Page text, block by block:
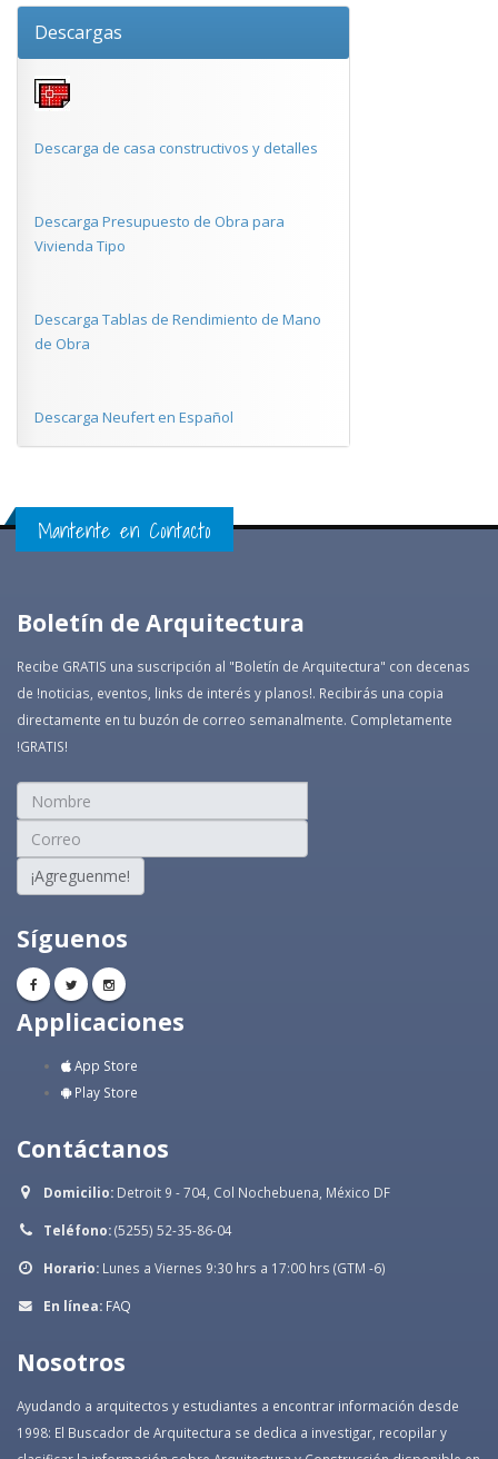
Descargas
Descarga de casa constructivos y detalles
Descarga Presupuesto de Obra para
Vivienda Tipo
Descarga Tablas de Rendimiento de Mano
de Obra
Descarga Neufert en Español
Mantente en Contacto
Boletín de Arquitectura
Recibe GRATIS una suscripción al "Boletín de Arquitectura" con decenas
de !noticias, eventos, links de interés y planos!. Recibirás una copia
directamente en tu buzón de correo semanalmente. Completamente
!GRATIS!
¡Agreguenme!
Síguenos
Applicaciones
App Store
Play Store
Contáctanos
Domicilio: Detroit 9 - 704, Col Nochebuena, México DF
Teléfono:(5255) 52-35-86-04
Horario: Lunes a Viernes 9:30 hrs a 17:00 hrs (GTM -6)
En línea: FAQ
Nosotros
Ayudando a arquitectos y estudiantes a encontrar información desde
1998: El Buscador de Arquitectura se dedica a investigar, recopilar y